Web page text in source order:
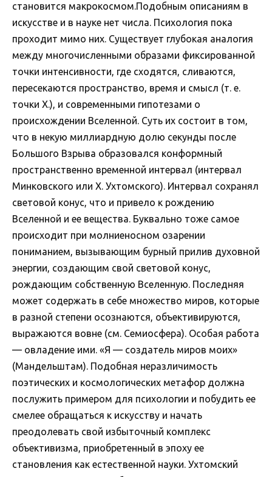
становится макрокосмом.Подобным описаниям в
искусстве и в науке нет числа. Психология пока
проходит мимо них. Существует глубокая аналогия
между многочисленными образами фиксированной
точки интенсивности, где сходятся, сливаются,
пересекаются пространство, время и смысл (т. е.
точки Х.), и современными гипотезами о
происхождении Вселенной. Суть их состоит в том,
что в некую миллиардную долю секунды после
Большого Взрыва образовался конформный
пространственно временной интервал (интервал
Минковского или Х. Ухтомского). Интервал сохранял
световой конус, что и привело к рождению
Вселенной и ее вещества. Буквально тоже самое
происходит при молниеносном озарении
пониманием, вызывающим бурный прилив духовной
энергии, создающим свой световой конус,
рождающим собственную Вселенную. Последняя
может содержать в себе множество миров, которые
в разной степени осознаются, объективируются,
выражаются вовне (см. Семиосфера). Особая работа
— овладение ими. «Я — создатель миров моих»
(Мандельштам). Подобная неразличимость
поэтических и космологических метафор должна
послужить примером для психологии и побудить ее
смелее обращаться к искусству и начать
преодолевать свой избыточный комплекс
объективизма, приобретенный в эпоху ее
становления как естественной науки. Ухтомский